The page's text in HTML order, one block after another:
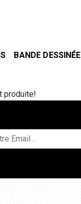
BANDE DESSINÉE
produite!